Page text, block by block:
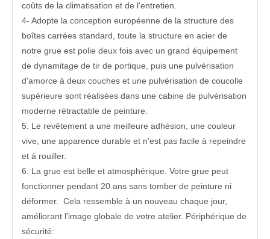
coûts de la climatisation et de l'entretien.
4- Adopte la conception européenne de la structure des
boîtes carrées standard, toute la structure en acier de
notre grue est polie deux fois avec un grand équipement
de dynamitage de tir de portique, puis une pulvérisation
d'amorce à deux couches et une pulvérisation de coucolle
supérieure sont réalisées dans une cabine de pulvérisation
moderne rétractable de peinture.
5. Le revêtement a une meilleure adhésion, une couleur
vive, une apparence durable et n'est pas facile à repeindre
et à rouiller.
6. La grue est belle et atmosphérique. Votre grue peut
fonctionner pendant 20 ans sans tomber de peinture ni
déformer. Cela ressemble à un nouveau chaque jour,
améliorant l'image globale de votre atelier. Périphérique de
sécurité: